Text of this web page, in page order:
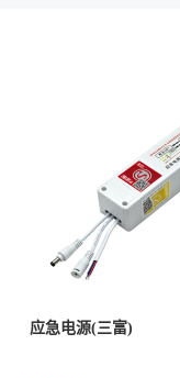
应急电源(三富)